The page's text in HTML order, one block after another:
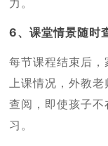
6、课堂情景随时
每节课程结束后
上课情况，外教
查阅，即使孩子
习。